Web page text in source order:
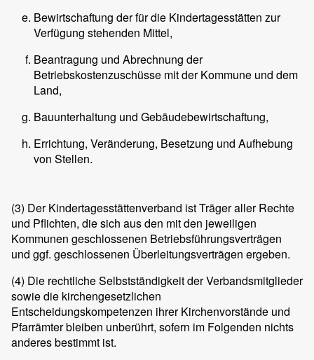
Bewirtschaftung der für die Kindertagesstätten zur
Verfügung stehenden Mittel,
Beantragung und Abrechnung der
Betriebskostenzuschüsse mit der Kommune und dem
Land,
Bauunterhaltung und Gebäudebewirtschaftung,
Errichtung, Veränderung, Besetzung und Aufhebung
von Stellen.
(3) Der Kindertagesstättenverband ist Träger aller Rechte
und Pflichten, die sich aus den mit den jeweiligen
Kommunen geschlossenen Betriebsführungsverträgen
und ggf. geschlossenen Überleitungsverträgen ergeben.
(4) Die rechtliche Selbstständigkeit der Verbandsmitglieder
sowie die kirchengesetzlichen
Entscheidungskompetenzen ihrer Kirchenvorstände und
Pfarrämter bleiben unberührt, sofern im Folgenden nichts
anderes bestimmt ist.